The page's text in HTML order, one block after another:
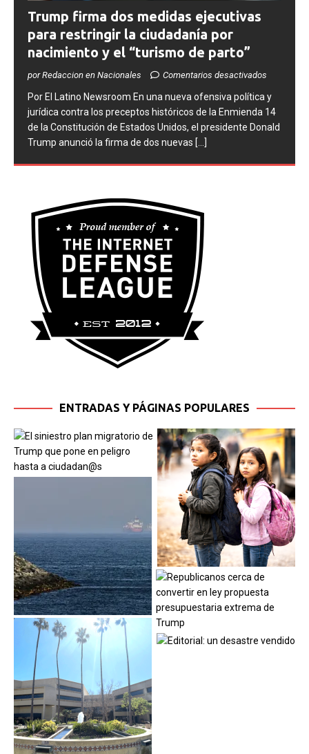
Trump firma dos medidas ejecutivas
para restringir la ciudadanía por
nacimiento y el “turismo de parto”
por Redaccion en Nacionales Comentarios desactivados
​Por El Latino Newsroom ​En una nueva ofensiva política y
jurídica contra los preceptos históricos de la Enmienda 14
de la Constitución de Estados Unidos, el presidente Donald
Trump anunció la firma de dos nuevas [...]
ENTRADAS Y PÁGINAS POPULARES